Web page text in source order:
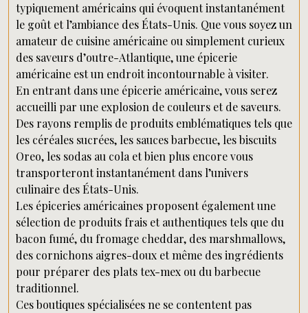
typiquement américains qui évoquent instantanément
le goût et l’ambiance des États-Unis. Que vous soyez un
amateur de cuisine américaine ou simplement curieux
des saveurs d’outre-Atlantique, une épicerie
américaine est un endroit incontournable à visiter.
En entrant dans une épicerie américaine, vous serez
accueilli par une explosion de couleurs et de saveurs.
Des rayons remplis de produits emblématiques tels que
les céréales sucrées, les sauces barbecue, les biscuits
Oreo, les sodas au cola et bien plus encore vous
transporteront instantanément dans l’univers
culinaire des États-Unis.
Les épiceries américaines proposent également une
sélection de produits frais et authentiques tels que du
bacon fumé, du fromage cheddar, des marshmallows,
des cornichons aigres-doux et même des ingrédients
pour préparer des plats tex-mex ou du barbecue
traditionnel.
Ces boutiques spécialisées ne se contentent pas